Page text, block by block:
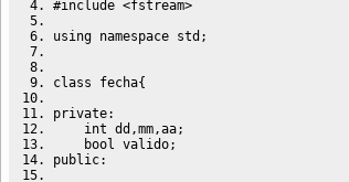
#include <fstream>
using namespace std ;
class fecha{
private:
int dd ,mm,aa;
bool valido;
public: